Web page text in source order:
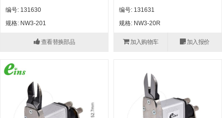
编号: 131630
规格: NW3-201
查看替换部品
编号: 131631
规格: NW3-20R
加入购物车 加入报价
安装板・导轨・连接块・垫块・连
吸着模组 (7)
夹取模组 (24)
限位模组 (4)
调节器・按键阀・手动按键 (6)
微型调节减压阀 (4)
STAR传感器 (0)
限位开关 (2)
轻量化·树脂部品(汇流板) (4)
自动型快速交换用夹具-配件
微型气缸
矩形气缸
微型气缸用配件